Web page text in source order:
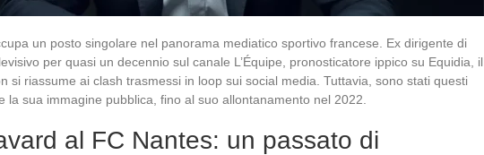
un posto singolare nel panorama mediatico sportivo francese. Ex dirigente di
per quasi un decennio sul canale L’Équipe, pronosticatore ippico su Equidia, il
si riassume ai clash trasmessi in loop sui social media. Tuttavia, sono stati questi
la sua immagine pubblica, fino al suo allontanamento nel 2022.
al FC Nantes: un passato di